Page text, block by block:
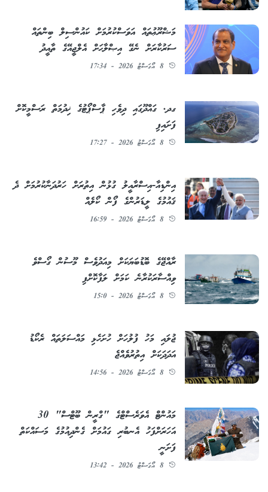
މަޝްރޫޢުތައް އަވަސްކުރުމަށް ކައުންސިލް ބިންތައް
ސަރުކާރަށް ނެގޭ އިޞްލާޙަށް އެލްޖީއޭގެ ތާއީދު
8 އޯގަސްޓު 2026 - 17:34
ގދ. ގައްދޫގައި ދިވެހި ޕާސްޕޯޓުގެ ޚިދުމަތް ރަސްމީކޮށް
ފަށައިފި
8 އޯގަސްޓު 2026 - 17:27
އިންޑިއާ-އިސްރާއީލު ގުޅުން އިތުރަށް ހަރުދަނާކުރުމަށް ދެ
ޤައުމުގެ ލީޑަރުންގެ ފޯން ކޯލެއް
8 އޯގަސްޓު 2026 - 16:59
ރާއްޖޭގެ ބޮޑުބަޔަކަށް މިއަދުވެސް މޫސުން ގޯސްވެ
ވިއްސާރަކުރާނެ ކަމަށް ލަފާކޮށްފި
8 އޯގަސްޓު 2026 - 15:0
ޖުލައި މަހު ފުލުހަށް ހުށަހެޅި މައްސަލަތައް ރެކޯޑު
އަދަދަކަށް އިތުރުވެއްޖެ
8 އޯގަސްޓު 2026 - 14:56
މައުންޓް އެވަރެސްޓްގެ "ގްރީން ބޫޓްސް" 30
އަހަރަށްފަހު އެނބުރި ގައުމަށް ގެންދިއުމުގެ މަސައްކަތް
ފަށަނީ
8 އޯގަސްޓު 2026 - 13:42